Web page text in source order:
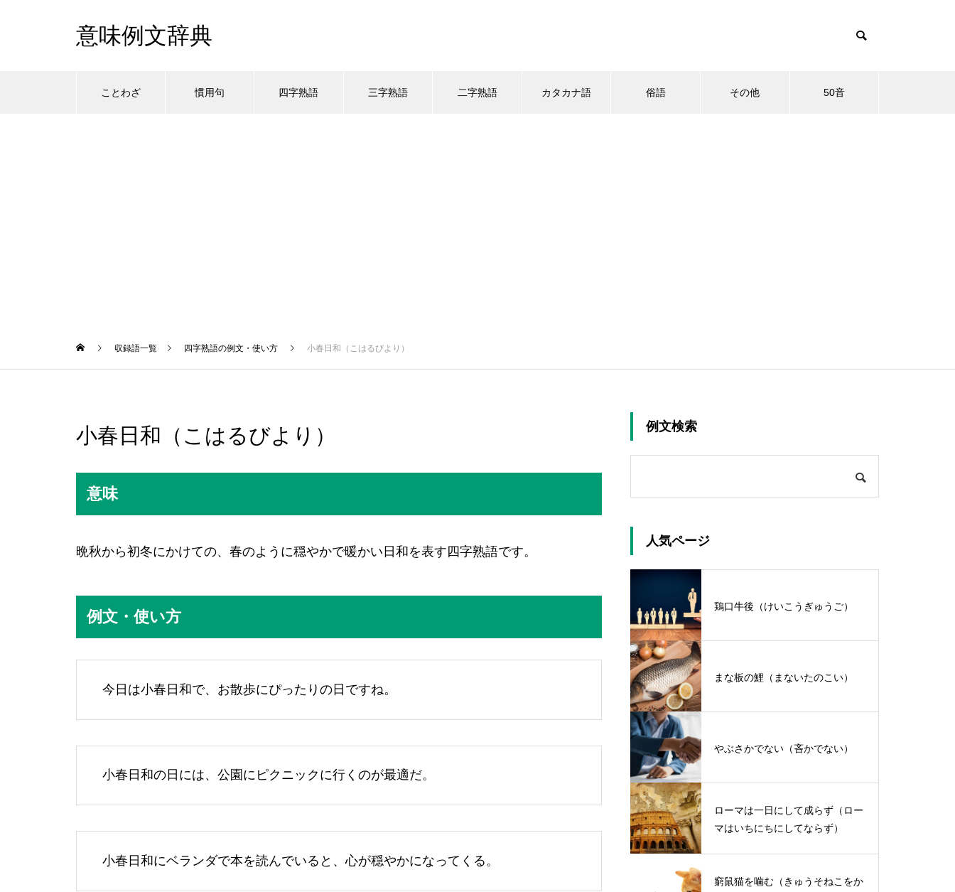
意味例文辞典
ことわざ 慣用句 四字熟語 三字熟語 二字熟語 カタカナ語 俗語 その他 50音
収録語一覧 四字熟語の例文・使い方 小春日和（こはるびより）
小春日和（こはるびより）
意味
晩秋から初冬にかけての、春のように穏やかで暖かい日和を表す四字熟語です。
例文・使い方
今日は小春日和で、お散歩にぴったりの日ですね。
小春日和の日には、公園にピクニックに行くのが最適だ。
小春日和にベランダで本を読んでいると、心が穏やかになってくる。
例文検索
人気ページ
鶏口牛後（けいこうぎゅうご）
まな板の鯉（まないたのこい）
やぶさかでない（吝かでない）
ローマは一日にして成らず（ロー
マはいちにちにしてならず）
窮鼠猫を噛む（きゅうそねこをか